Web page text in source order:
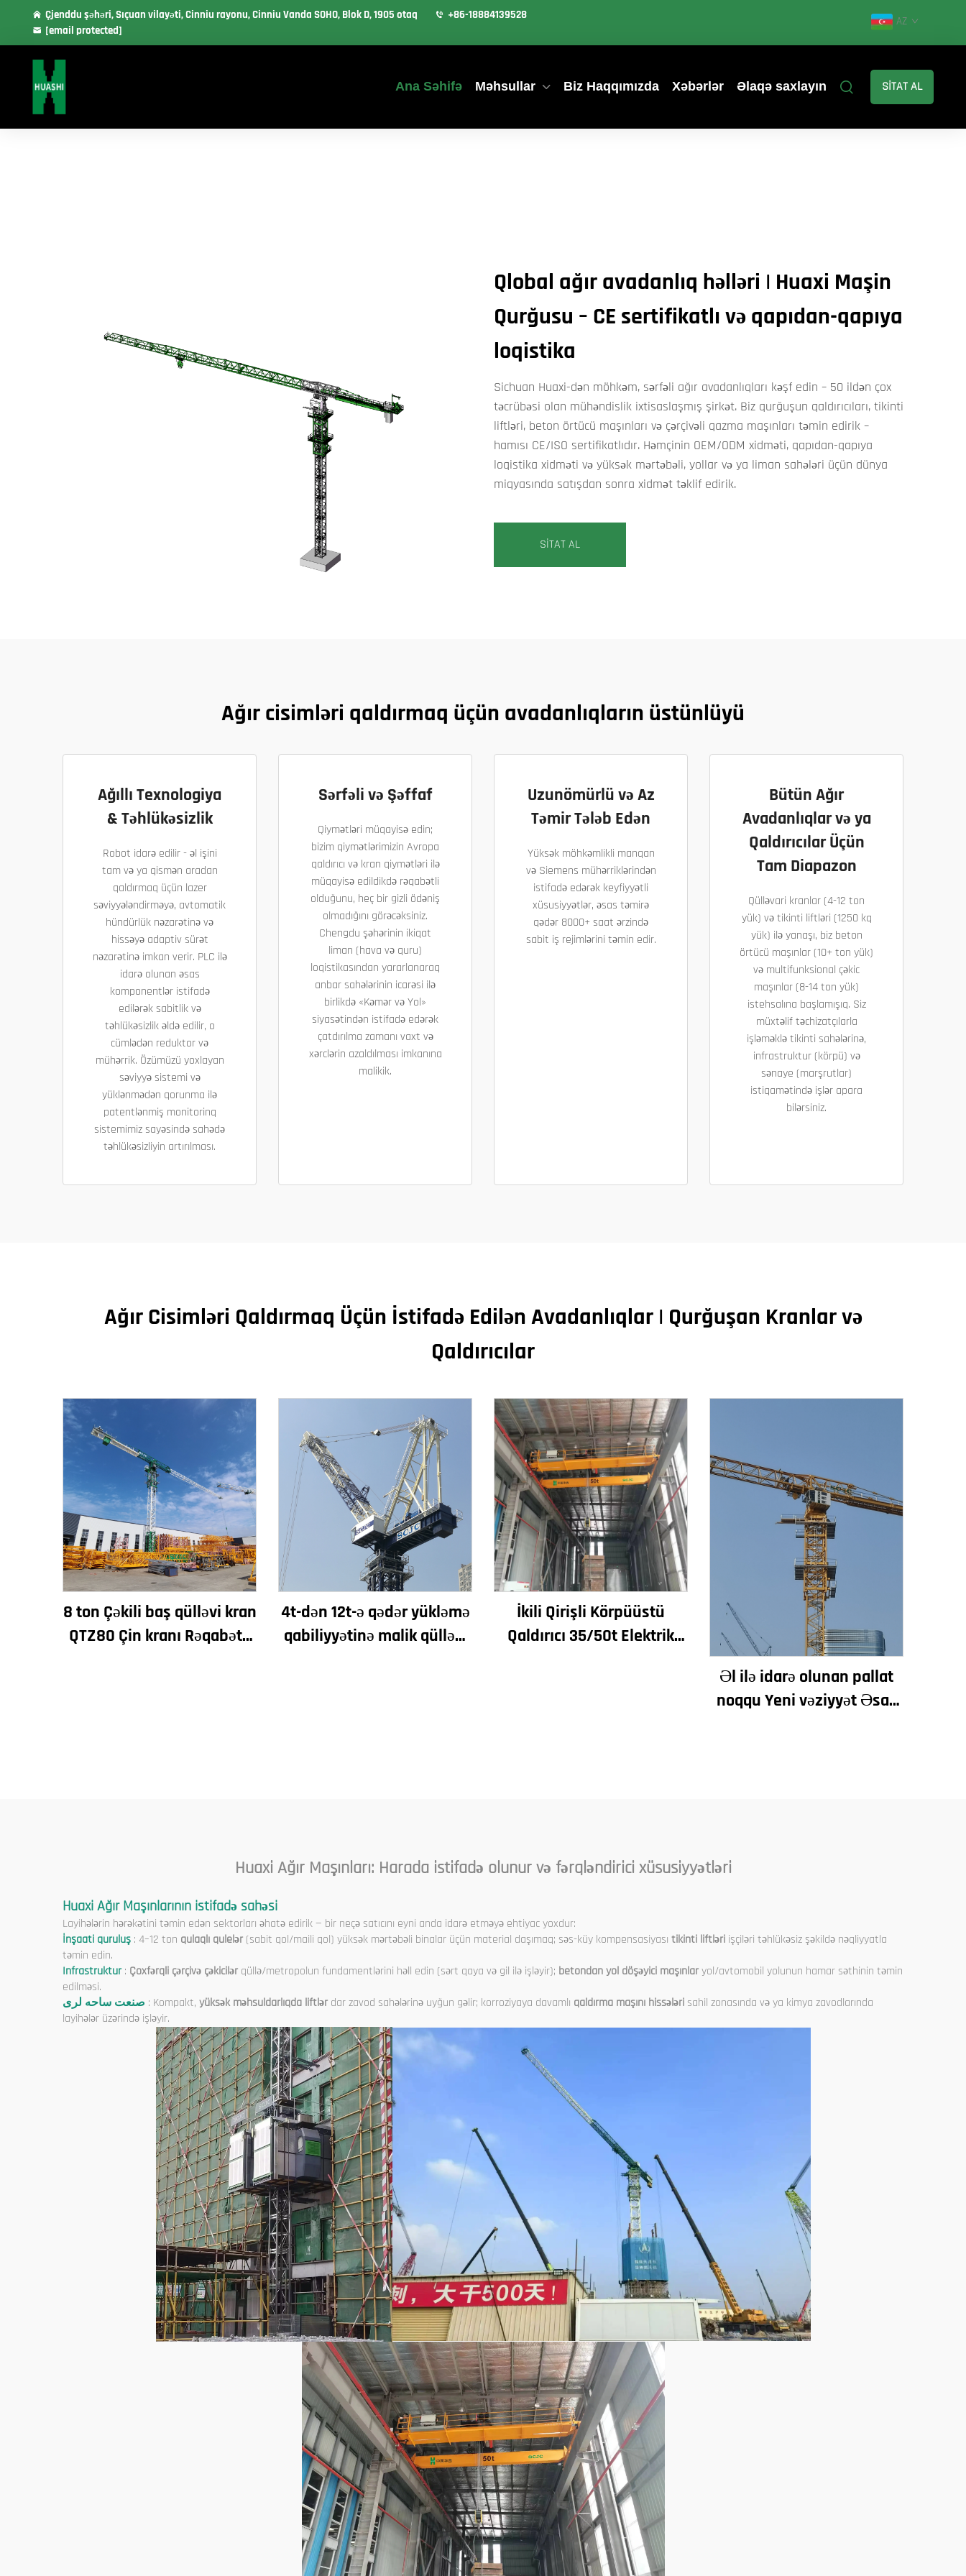
Çjenddu şəhəri, Sıçuan vilayəti, Cinniu rayonu, Cinniu Vanda SOHO, Blok D, 1905 otaq
+86-18884139528
[email protected]
AZ
Ana Səhifə Məhsullar Biz Haqqımızda Xəbərlər Əlaqə saxlayın SİTAT AL
Qlobal ağır avadanlıq həlləri | Huaxi Maşin
Qurğusu – CE sertifikatlı və qapıdan-qapıya
loqistika
Sichuan Huaxi-dən möhkəm, sərfəli ağır avadanlıqları kəşf edin – 50 ildən çox
təcrübəsi olan mühəndislik ixtisaslaşmış şirkət. Biz qurğuşun qaldırıcıları, tikinti
liftləri, beton örtücü maşınları və çərçivəli qazma maşınları təmin edirik –
hamısı CE/ISO sertifikatlıdır. Həmçinin OEM/ODM xidməti, qapıdan-qapıya
loqistika xidməti və yüksək mərtəbəli, yollar və ya liman sahələri üçün dünya
miqyasında satışdan sonra xidmət təklif edirik.
SİTAT AL
Ağır cisimləri qaldırmaq üçün avadanlıqların üstünlüyü
Ağıllı Texnologiya
& Təhlükəsizlik
Robot idarə edilir - əl işini
tam və ya qismən aradan
qaldırmaq üçün lazer
səviyyələndirməyə, avtomatik
hündürlük nəzarətinə və
hissəyə adaptiv sürət
nəzarətinə imkan verir. PLC ilə
idarə olunan əsas
komponentlər istifadə
edilərək sabitlik və
təhlükəsizlik əldə edilir, o
cümlədən reduktor və
mühərrik. Özümüzü yoxlayan
səviyyə sistemi və
yüklənmədən qorunma ilə
patentlənmiş monitorinq
sistemimiz sayəsində sahədə
təhlükəsizliyin artırılması.
Sərfəli və Şəffaf
Qiymətləri müqayisə edin;
bizim qiymətlərimizin Avropa
qaldırıcı və kran qiymətləri ilə
müqayisə edildikdə rəqabətli
olduğunu, heç bir gizli ödəniş
olmadığını görəcəksiniz.
Chengdu şəhərinin ikiqat
liman (hava və quru)
loqistikasından yararlanaraq
anbar sahələrinin icarəsi ilə
birlikdə «Kəmər və Yol»
siyasətindən istifadə edərək
çatdırılma zamanı vaxt və
xərclərin azaldılması imkanına
malikik.
Uzunömürlü və Az
Təmir Tələb Edən
Yüksək möhkəmlikli manqan
və Siemens mühərriklərindən
istifadə edərək keyfiyyətli
xüsusiyyətlər, əsas təmirə
qədər 8000+ saat ərzində
sabit iş rejimlərini təmin edir.
Bütün Ağır
Avadanlıqlar və ya
Qaldırıcılar Üçün
Tam Diapazon
Qülləvari kranlar (4-12 ton
yük) və tikinti liftləri (1250 kq
yük) ilə yanaşı, biz beton
örtücü maşınlar (10+ ton yük)
və multifunksional çəkic
maşınlar (8-14 ton yük)
istehsalına başlamışıq. Siz
müxtəlif təchizatçılarla
işləməklə tikinti sahələrinə,
infrastruktur (körpü) və
sənaye (marşrutlar)
istiqamətində işlər apara
bilərsiniz.
Ağır Cisimləri Qaldırmaq Üçün İstifadə Edilən Avadanlıqlar | Qurğuşan Kranlar və
Qaldırıcılar
8 ton Çəkili baş qülləvi kran
QTZ80 Çin kranı Rəqabətli
4t-dən 12t-ə qədər yükləmə
qabiliyyətinə malik qülləvi
İkili Qirişli Körpüüstü
Qaldırıcı 35/50t Elektrik
Əl ilə idarə olunan pallat
noqqu Yeni vəziyyət Əsas
Huaxi Ağır Maşınları: Harada istifadə olunur və fərqləndirici xüsusiyyətləri
Huaxi Ağır Maşınlarının istifadə sahəsi
Layihələrin hərəkətini təmin edən sektorları əhatə edirik — bir neçə satıcını eyni anda idarə etməyə ehtiyac yoxdur:
İnşaati quruluş : 4–12 ton qulaqlı qulelər (sabit qol/maili qol) yüksək mərtəbəli binalar üçün material daşımaq; səs-küy kompensasiyası tikinti liftləri işçiləri təhlükəsiz şəkildə nəqliyyatla
təmin edin.
Infrastruktur: Çoxfərqli çərçivə çəkicilər qüllə/metropolun fundamentlərini həll edin (sərt qaya və gil ilə işləyir); betondan yol döşəyici maşınlaryol/avtomobil yolunun hamar səthinin təmin
edilməsi.
: Kompakt, yüksək məhsuldarlıqda liftlər dar zavod sahələrinə uyğun gəlir; korroziyaya davamlı qaldırma maşını hissələri sahil zonasında və ya kimya zavodlarında
layihələr üzərində işləyir.